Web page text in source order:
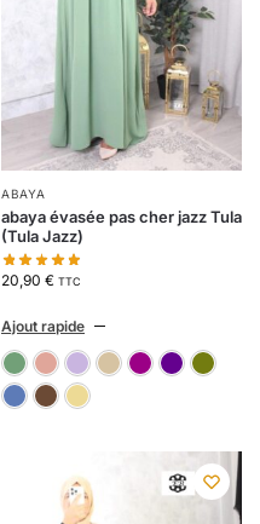
ABAYA
abaya évasée pas cher jazz Tula
(Tula Jazz)
20,90 € TTC
Ajout rapide
07-vert clair
11-rose pâle
1116-